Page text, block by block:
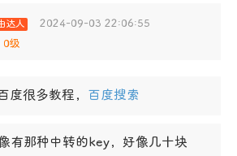
达人
2024-09-03 22:06:55
0级
度很多教程， 百度搜索
有那种中转的key，好像几十块